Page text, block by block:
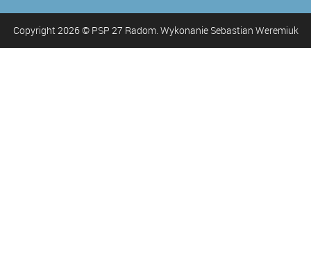
Copyright2026© PSP 27 Radom. Wykonanie Sebastian Weremiuk